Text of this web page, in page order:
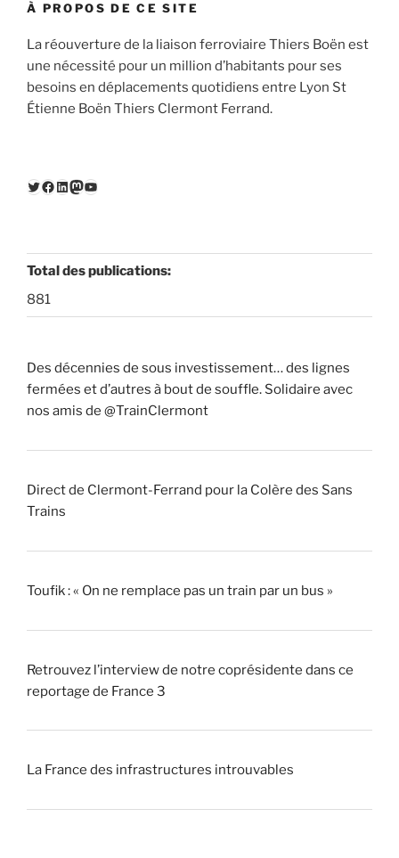
À PROPOS DE CE SITE
La réouverture de la liaison ferroviaire Thiers Boën est
une nécessité pour un million d’habitants pour ses
besoins en déplacements quotidiens entre Lyon St
Étienne Boën Thiers Clermont Ferrand.
Twitter
Facebook
LinkedIn
Mastodon
YouTube
Total des publications:
881
Des décennies de sous investissement… des lignes
fermées et d’autres à bout de souffle. Solidaire avec
nos amis de @TrainClermont
Direct de Clermont-Ferrand pour la Colère des Sans
Trains
Toufik : « On ne remplace pas un train par un bus »
Retrouvez l’interview de notre coprésidente dans ce
reportage de France 3
La France des infrastructures introuvables